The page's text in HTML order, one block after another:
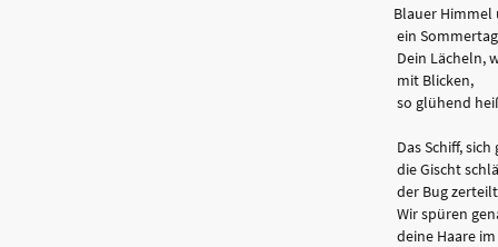
Blauer Himmel
ein
Dein Lächeln,
mit Blicken,
so glühend
Das Schiff,
die Gischt
der Bug
Wir spüren
deine Haare